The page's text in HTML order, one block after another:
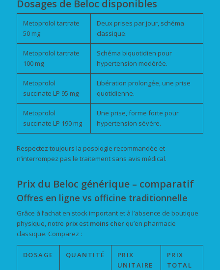
Dosages de Beloc disponibles
Metoprolol tartrate
50 mg
Deux prises par jour, schéma
classique.
Metoprolol tartrate
100 mg
Schéma biquotidien pour
hypertension modérée.
Metoprolol
succinate LP 95 mg
Libération prolongée, une prise
quotidienne.
Metoprolol
succinate LP 190 mg
Une prise, forme forte pour
hypertension sévère.
Respectez toujours la posologie recommandée et
n’interrompez pas le traitement sans avis médical.
Prix du Beloc générique – comparatif
Offres en ligne vs officine traditionnelle
Grâce à l’achat en stock important et à l’absence de boutique
physique, notre prixest moins cherqu’en pharmacie
classique. Comparez :
DOSAGE QUANTITÉ
PRIX
UNITAIRE
PRIX
TOTAL